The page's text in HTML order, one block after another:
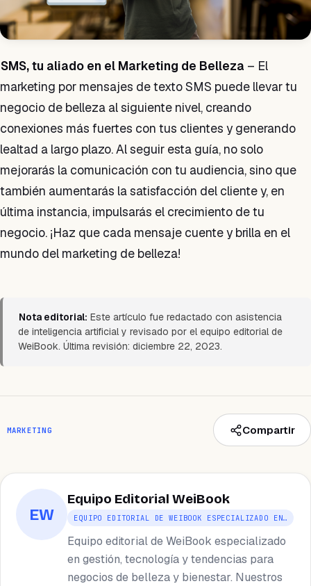
SMS, tu aliado en el Marketing de Belleza – El
marketing por mensajes de texto SMS puede llevar tu
negocio de belleza al siguiente nivel, creando
conexiones más fuertes con tus clientes y generando
lealtad a largo plazo. Al seguir esta guía, no solo
mejorarás la comunicación con tu audiencia, sino que
también aumentarás la satisfacción del cliente y, en
última instancia, impulsarás el crecimiento de tu
negocio. ¡Haz que cada mensaje cuente y brilla en el
mundo del marketing de belleza!
Nota editorial: Este artículo fue redactado con asistencia
de inteligencia artificial y revisado por el equipo editorial de
WeiBook. Última revisión: diciembre 22, 2023.
MARKETING Compartir
EW
Equipo Editorial WeiBook
EQUIPO EDITORIAL DE WEIBOOK ESPECIALIZADO EN…
Equipo editorial de WeiBook especializado
en gestión, tecnología y tendencias para
negocios de belleza y bienestar. Nuestros